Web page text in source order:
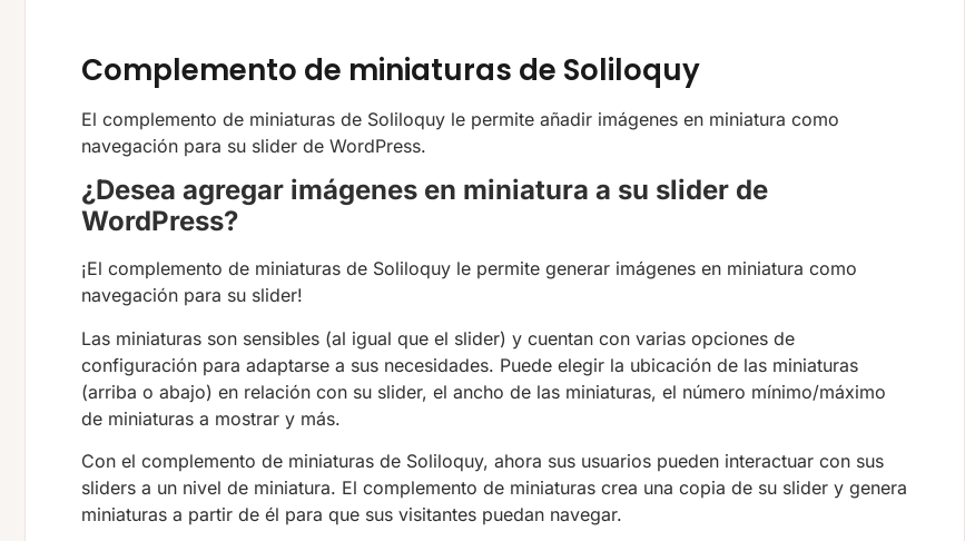
Complemento de miniaturas de Soliloquy
El complemento de miniaturas de Soliloquy le permite añadir imágenes en miniatura como
navegación para su slider de WordPress.
¿Desea agregar imágenes en miniatura a su slider de
WordPress?
¡El complemento de miniaturas de Soliloquy le permite generar imágenes en miniatura como
navegación para su slider!
Las miniaturas son sensibles (al igual que el slider) y cuentan con varias opciones de
configuración para adaptarse a sus necesidades. Puede elegir la ubicación de las miniaturas
(arriba o abajo) en relación con su slider, el ancho de las miniaturas, el número mínimo/máximo
de miniaturas a mostrar y más.
Con el complemento de miniaturas de Soliloquy, ahora sus usuarios pueden interactuar con sus
sliders a un nivel de miniatura. El complemento de miniaturas crea una copia de su slider y genera
miniaturas a partir de él para que sus visitantes puedan navegar.